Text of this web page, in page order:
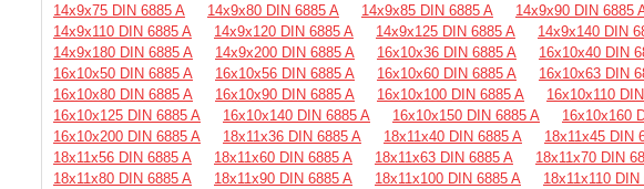
14х9х75 DIN 6885 A
14х9х80 DIN 6885 A 14х9х85 DIN 6885 A 14х9х90 DIN 6885
14х9х110 DIN 6885 A
14х9х120 DIN 6885 A 14х9х125 DIN 6885 A 14х9х140 DIN
14х9х180 DIN 6885 A
14х9х200 DIN 6885 A 16х10х36 DIN 6885 A 16х10х40 DIN
16х10х50 DIN 6885 A
16х10х56 DIN 6885 A 16х10х60 DIN 6885 A 16х10х63 DIN
16х10х80 DIN 6885 A
16х10х90 DIN 6885 A 16х10х100 DIN 6885 A 16х10х110
16х10х125 DIN 6885 A
16х10х140 DIN 6885 A 16х10х150 DIN 6885 A 16х10х160
16х10х200 DIN 6885 A
18х11х36 DIN 6885 A 18х11х40 DIN 6885 A 18х11х45 DIN
18х11х56 DIN 6885 A
18х11х60 DIN 6885 A 18х11х63 DIN 6885 A 18х11х70 DIN
18х11х80 DIN 6885 A
18х11х90 DIN 6885 A 18х11х100 DIN 6885 A 18х11х110 DIN